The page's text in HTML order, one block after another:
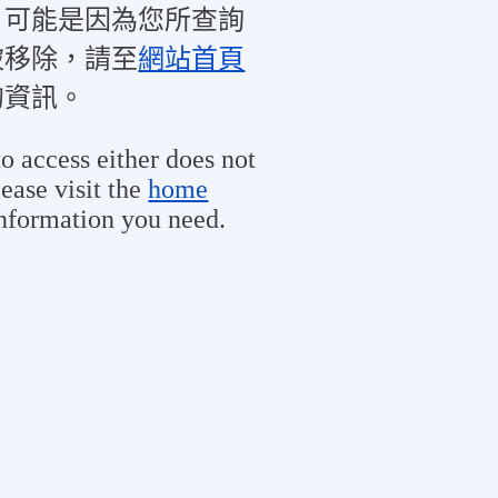
能是因為您所查詢
除，請至網站首頁
訊。
access either does not
visit thehome
you need.